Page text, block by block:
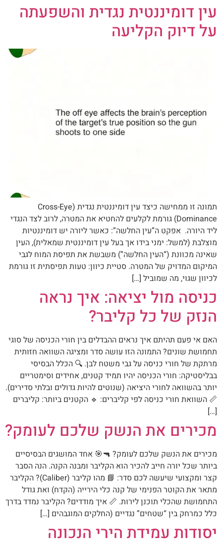
עין דומיננטית נגדית והשפעתה
על דיוק הקליעה
תמונה זו ממחישה כיצד עין דומיננטית נגדית (Cross-Eye
Dominance) גורמת לקלעים להחטיא את המטרה, לרוב לצד הנגדי
ליד היורה. אפקט ה”עין החלשה”: כאשר ליורה יש דומיננטיות
מוצלבת (למשל: ימני בידו אך בעל עין דומיננטית שמאלית), העין
שאינה מכוונת (“העין החלשה”) משבשת את תפיסת המוח לגבי
המיקום המדויק של המטרה. סטיית כיוון: טעות תפיסתית זו גורמת
לכיוון שגוי, מה שמוביל […]
כניסה מול יציאה: איך נראה
הנזק של כל קליבר?
האם אי פעם תהיתם איך נראים ההבדלים בין חורי הכניסה של סוגי
תחמושת שונים? התמונה הזו עושה סדר ומציגה השוואה חזותית
מרתקת של חורי כניסה על גבי משטח לבן. 🔍 הכלל הבסיסי
בבליסטיקה: חורי הכניסה יהיו תמיד קטנים, אחידים וסימטריים
יותר בהשוואה לחורי היציאה (שנוטים להיות גדולים ובלתי סדירים).
📏 השוואת חורי כניסה לפי קליברים: 🔹 הקטנים ביותר: קליברים
[…]
מכירים את הנשק שלכם לעומק?
מכירים את הנשק שלכם לעומק? 🔫🎯 אחד המושגים הבסיסיים
ביותר שכל יורה חייב להכיר הוא הקליבר ומבנה הקנה. הנה הסבר
קצר ומקצועי שיעשה לכם סדר: 📘 מהו קליבר (Caliber)? הקליבר
מתאר את הקוטר הפנימי של קנה כלי הירייה (הקדח) ואת גודל
התחמושת שהכלי תוכנן לירות. 📏 איך מודדים? הקליבר נמדד בדרך
כלל כמרחק בין “שטחים” נגדיים (החלקים המוגבהים […]
יסודות עמידת הירי הנכונה